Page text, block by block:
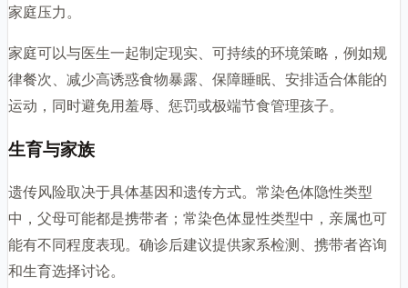
家庭压力。
家庭可以与医生一起制定现实、可持续的环境策略，例如规
律餐次、减少高诱惑食物暴露、保障睡眠、安排适合体能的
运动，同时避免用羞辱、惩罚或极端节食管理孩子。
生育与家族
遗传风险取决于具体基因和遗传方式。常染色体隐性类型
中，父母可能都是携带者；常染色体显性类型中，亲属也可
能有不同程度表现。确诊后建议提供家系检测、携带者咨询
和生育选择讨论。